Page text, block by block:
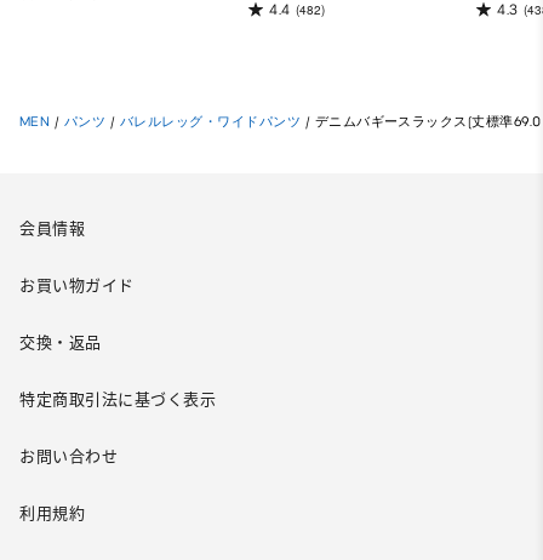
4.4 (482)
4.3
MEN / パンツ / バレルレッグ・ワイドパンツ / デニムバギースラックス(丈標準
会員情報
お買い物ガイド
交換・返品
特定商取引法に基づく表示
お問い合わせ
利用規約